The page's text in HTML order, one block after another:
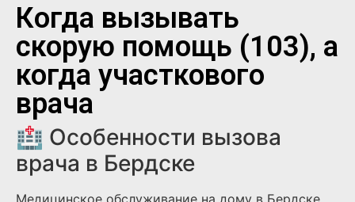
Когда вызывать
скорую помощь (103), а
когда участкового
врача
🏥 Особенности вызова
врача в Бердске
Медицинское обслуживание на дому в Бердске